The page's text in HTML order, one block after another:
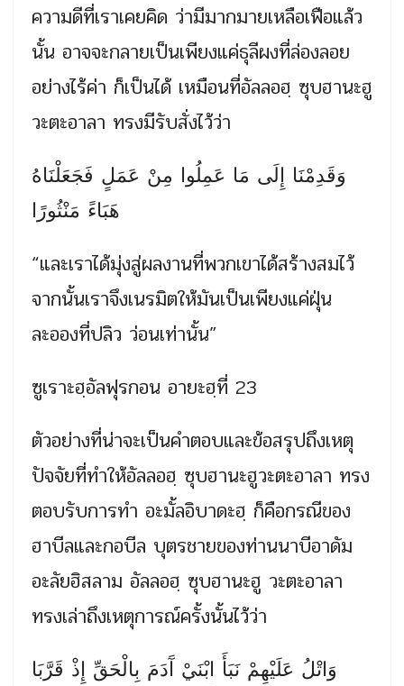
ความดีที่เราเคยคิด ว่ามีมากมายเหลือเฟือแล้ว
นั้น อาจจะกลายเป็นเพียงแค่ธุลีผงที่ล่องลอย
อย่างไร้ค่า ก็เป็นได้ เหมือนที่อัลลอฮฺ ซุบฮานะฮู
วะตะอาลา ทรงมีรับสั่งไว้ว่า
وَقَدِمْنَا إِلَى مَا عَمِلُوا مِنْ عَمَلٍ فَجَعَلْنَاهُ
هَبَاءً مَنْثُورًا
“และเราได้มุ่งสู่ผลงานที่พวกเขาได้สร้างสมไว้
จากนั้นเราจึงเนรมิตให้มันเป็นเพียงแค่ฝุ่น
ละอองที่ปลิว ว่อนเท่านั้น”
ซูเราะฮฺอัลฟุรกอน อายะฮฺที่ 23
ตัวอย่างที่น่าจะเป็นคำตอบและข้อสรุปถึงเหตุ
ปัจจัยที่ทำให้อัลลอฮฺ ซุบฮานะฮูวะตะอาลา ทรง
ตอบรับการทำ อะมั้ลอิบาดะฮฺ ก็คือกรณีของ
ฮาบีลและกอบีล บุตรชายของท่านนาบีอาดัม
อะลัยฮิสลาม อัลลอฮฺ ซุบฮานะฮู วะตะอาลา
ทรงเล่าถึงเหตุการณ์ครั้งนั้นไว้ว่า
وَاتْلُ عَلَيْهِمْ نَبَأَ ابْنَيْ آَدَمَ بِالْحَقِّ إِذْ قَرَّبَا